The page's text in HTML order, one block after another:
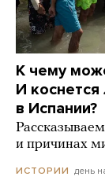
К чему
И
в Испании?
и причинах
ИСТОРИИ день